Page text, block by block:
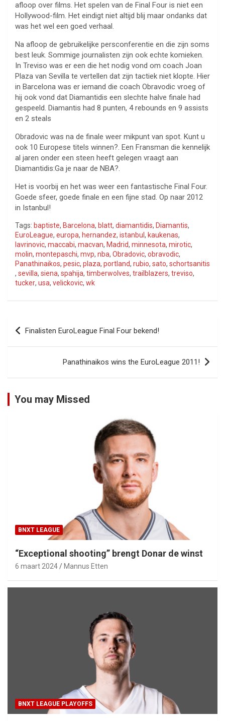
afloop over films. Het spelen van de Final Four is niet een
Hollywood-film. Het eindigt niet altijd blij maar ondanks dat
was het wel een goed verhaal.
Na afloop de gebruikelijke persconferentie en die zijn soms
best leuk. Sommige journalisten zijn ook echte komieken.
In Treviso was er een die het nodig vond om coach Joan
Plaza van Sevilla te vertellen dat zijn tactiek niet klopte. Hier
in Barcelona was er iemand die coach Obravodic vroeg of
hij ook vond dat Diamantidis een slechte halve finale had
gespeeld. Diamantis had 8 punten, 4 rebounds en 9 assists
en 2 steals
Obradovic was na de finale weer mikpunt van spot. Kunt u
ook 10 Europese titels winnen?. Een Fransman die kennelijk
al jaren onder een steen heeft gelegen vraagt aan
Diamantidis:Ga je naar de NBA?.
Het is voorbij en het was weer een fantastische Final Four.
Goede sfeer, goede finale en een fijne stad. Op naar 2012
in Istanbul!
Tags: baptiste, Barcelona, blatt, diamantidis, Diamantis,
EuroLeague, europa, hernandez, istanbul , kaukenas,
lavrinovic, maccabi, macvan, Madrid, minnesota, mirotic,
molin, montepaschi, mvp, nba, Obradovic, obravodic,
Panathinaikos, pesic, plaza, portland, rubio, sato, schortsanitis
, sevilla, siena, spahija, timberwolves, trailblazers, treviso,
tucker, usa, velickovic, wk
Bericht
navigatie
Finalisten EuroLeague Final Four bekend!
Panathinaikos wins the EuroLeague 2011!
You may Missed
BNXT LEAGUE
“Exceptional shooting” brengt Donar de winst
6 maart 2024 Mannus Etten
BNXT LEAGUE PLAYOFFS